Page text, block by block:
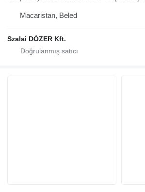
Macaristan, Beled
Szalai DÓZER Kft.